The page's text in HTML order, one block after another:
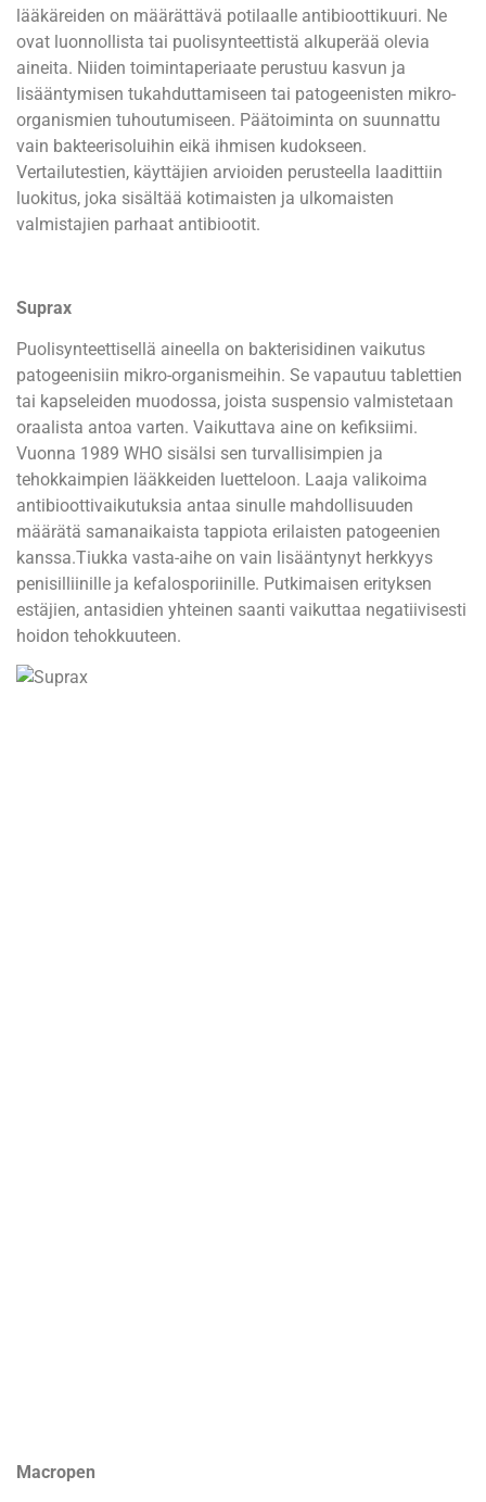
lääkäreiden on määrättävä potilaalle antibioottikuuri. Ne
ovat luonnollista tai puolisynteettistä alkuperää olevia
aineita. Niiden toimintaperiaate perustuu kasvun ja
lisääntymisen tukahduttamiseen tai patogeenisten mikro-
organismien tuhoutumiseen. Päätoiminta on suunnattu
vain bakteerisoluihin eikä ihmisen kudokseen.
Vertailutestien, käyttäjien arvioiden perusteella laadittiin
luokitus, joka sisältää kotimaisten ja ulkomaisten
valmistajien parhaat antibiootit.
Suprax
Puolisynteettisellä aineella on bakterisidinen vaikutus
patogeenisiin mikro-organismeihin. Se vapautuu tablettien
tai kapseleiden muodossa, joista suspensio valmistetaan
oraalista antoa varten. Vaikuttava aine on kefiksiimi.
Vuonna 1989 WHO sisälsi sen turvallisimpien ja
tehokkaimpien lääkkeiden luetteloon. Laaja valikoima
antibioottivaikutuksia antaa sinulle mahdollisuuden
määrätä samanaikaista tappiota erilaisten patogeenien
kanssa.Tiukka vasta-aihe on vain lisääntynyt herkkyys
penisilliinille ja kefalosporiinille. Putkimaisen erityksen
estäjien, antasidien yhteinen saanti vaikuttaa negatiivisesti
hoidon tehokkuuteen.
Macropen